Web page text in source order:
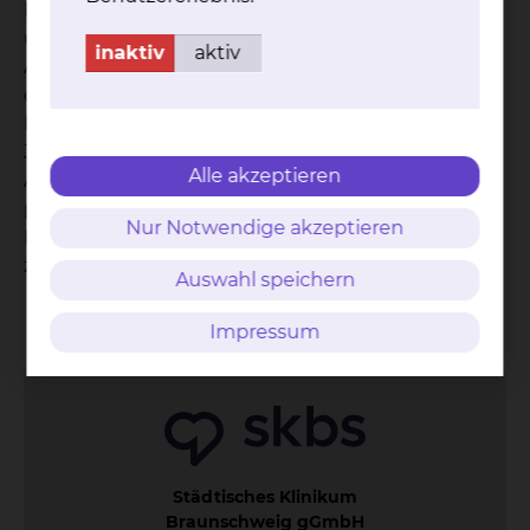
Kommunikation und Interaktion sowie die Selbst-
und Fremdwahrnehmung.
Abgeschlossen wird die Ausbildung – die
ökumenisch ausgerichtet ist – mit einem
Jeder Teilnehmer muss vorher ein
Auswahlverfahren bestehen; nur wer selbst
Einmal im Monat treffen sich die Ehrenamtlichen
zur (verbindlichen) Supervision ihrer Arbeit.
Bildnachweise
Entgelttransparenz
Städtisches Klinikum
Braunschweig gGmbH
inaktiv aktiv
Alle akzeptieren
Nur Notwendige akzeptieren
Auswahl speichern
Impressum